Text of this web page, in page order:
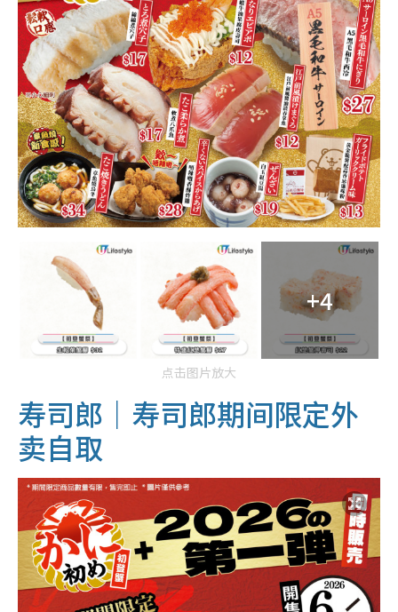
+4
点击图片放大
寿司郎｜寿司郎期间限定外
卖自取